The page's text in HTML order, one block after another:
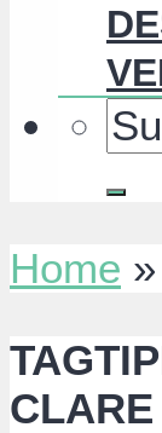
Home »
CLARE